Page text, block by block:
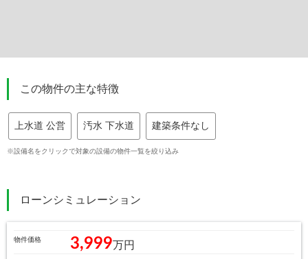
この物件の主な特徴
上水道 公営 汚水 下水道 建築条件なし
※設備名をクリックで対象の設備の物件一覧を絞り込み
ローンシミュレーション
物件価格 3,999 万円